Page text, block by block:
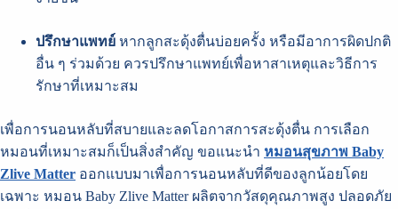
ปรึกษาแพทย์ หากลูกสะดุ้งตื่นบ่อยครั้ง หรือมีอาการผิดปกติ
อื่น ๆ ร่วมด้วย ควรปรึกษาแพทย์เพื่อหาสาเหตุและวิธีการ
รักษาที่เหมาะสม
เพื่อการนอนหลับที่สบายและลดโอกาสการสะดุ้งตื่น การเลือก
หมอนที่เหมาะสมก็เป็นสิ่งสำคัญ ขอแนะนำ หมอนสุขภาพ Baby
Zlive Matter ออกแบบมาเพื่อการนอนหลับที่ดีของลูกน้อยโดย
เฉพาะ หมอน Baby Zlive Matter ผลิตจากวัสดุคุณภาพสูง ปลอดภัย